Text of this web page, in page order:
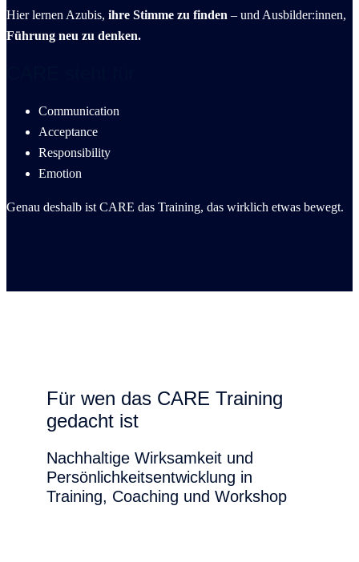
Hier lernen Azubis, ihre Stimme zu finden – und Ausbilder:innen,
Führung neu zu denken.
Communication
Acceptance
Responsibility
Emotion
Genau deshalb ist CARE das Training, das wirklich etwas bewegt.
Für wen das CARE Training
gedacht ist
Nachhaltige Wirksamkeit und
Persönlichkeitsentwicklung in
Training, Coaching und Workshop